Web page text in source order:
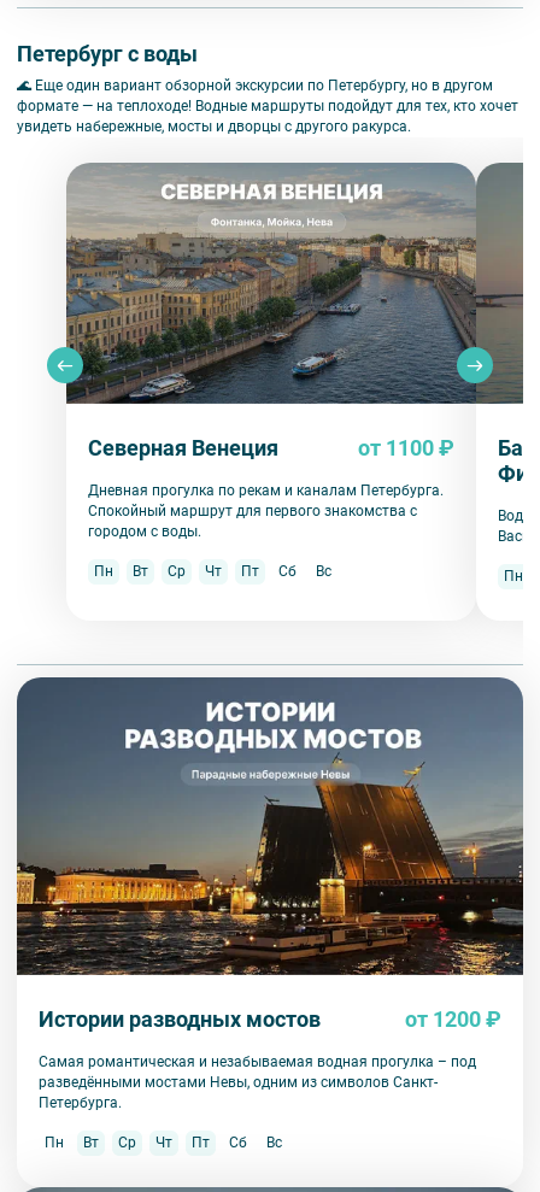
Петербург с воды
🌊 Еще один вариант обзорной экскурсии по Петербургу, но в другом
формате — на теплоходе! Водные маршруты подойдут для тех, кто хочет
увидеть набережные, мосты и дворцы с другого ракурса.
Северная Венеция от 1100 ₽
Дневная прогулка по рекам и каналам Петербурга.
Спокойный маршрут для первого знакомства с
городом с воды.
Пн Вт Ср Чт Пт Сб Вс Пн
Истории разводных мостов от 1200 ₽
Самая романтическая и незабываемая водная прогулка – под
разведёнными мостами Невы, одним из символов Санкт-
Петербурга.
Пн Вт Ср Чт Пт Сб Вс